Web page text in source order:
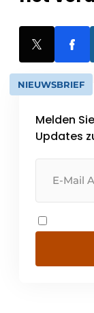
NIEUWSBRIEF
Melden
Updates